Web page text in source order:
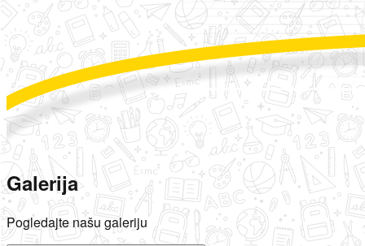
Galerija
Pogledajte našu galeriju